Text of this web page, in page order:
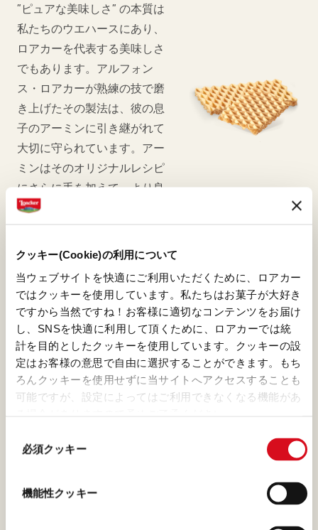
クッキー(Cookie)の利用について
当ウェブサイトを快適にご利用いただくために、ロアカー
ではクッキーを使用しています。私たちはお菓子が大好き
ですから当然ですね！お客様に適切なコンテンツをお届け
し、SNSを快適に利用して頂くために、ロアカーでは統
計を目的としたクッキーを使用しています。クッキーの設
定はお客様の意思で自由に選択することができます。もち
ろんクッキーを使用せずに当サイトへアクセスすることも
可能ですが、設定によってはご利用できなくなる機能があ
必須クッキー
機能性クッキー
”ピュアな美味しさ” の本質は
私たちのウエハースにあり、
ロアカーを代表する美味しさ
でもあります。アルフォン
ス・ロアカーが熟練の技で磨
き上げたその製法は、彼の息
子のアーミンに引き継がれて
大切に守られています。アー
ミンはそのオリジナルレシピ
にさらに手を加えて、より良
い製品も作り出しています。
ダークチョコレート
気品のある色合いのダークチ
ョコレート。ほろ苦さの中に
フルーティな味わいと、ほの
かにハチミツの優しい風味が
漂います。
オレンジオイル